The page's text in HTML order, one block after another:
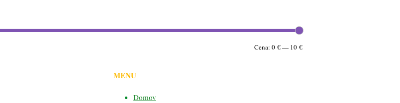
Minimálna
Maximálna
Cena: 0 €— 10 €
MENU
Domov